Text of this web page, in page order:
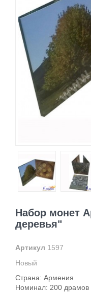
Набор монет
деревья"
Артикул 1597
Новый
Страна: Армения
Номинал: 200 драмов